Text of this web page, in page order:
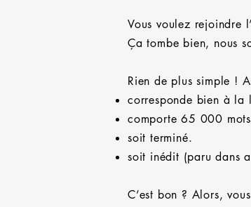
Vous voulez rejoindre
Ça tombe bien, nous
Rien de plus simple !
corresponde bien à la
comporte 65 000
soit terminé.
soit inédit (paru dans
C’est bon ? Alors,